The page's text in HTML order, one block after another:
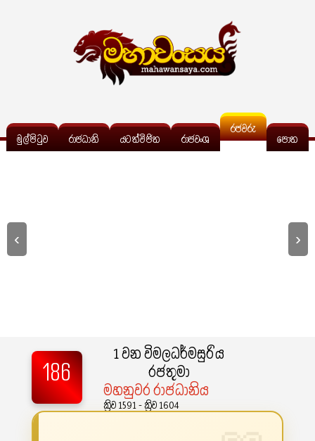
මුල්පිටුව රාජධානි යටත්විජිත රාජවංශ
රජවරු
පොත
‹ ›
186
1 වන විමලධර්මසුරිය
රජතුමා
මහනුවර රාජධානිය
ක්‍රිව 1591 - ක්‍රිව 1604